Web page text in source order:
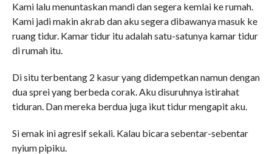
Kami lalu menuntaskan mandi dan segera kemlai ke rumah.
Kami jadi makin akrab dan aku segera dibawanya masuk ke
ruang tidur. Kamar tidur itu adalah satu-satunya kamar tidur
di rumah itu.
Di situ terbentang 2 kasur yang didempetkan namun dengan
dua sprei yang berbeda corak. Aku disuruhnya istirahat
tiduran. Dan mereka berdua juga ikut tidur mengapit aku.
Si emak ini agresif sekali. Kalau bicara sebentar-sebentar
nyium pipiku.